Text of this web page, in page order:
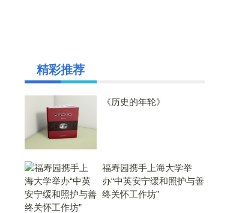
精彩推荐
《历史的年轮》
福寿园携手上海大学举
办“中英安宁缓和照护与善
终关怀工作坊”